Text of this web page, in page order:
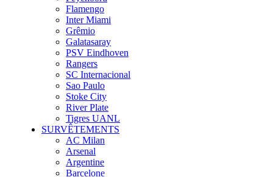
Flamengo
Inter Miami
Grêmio
Galatasaray
PSV Eindhoven
Rangers
SC Internacional
Sao Paulo
Stoke City
River Plate
Tigres UANL
SURVÊTEMENTS
AC Milan
Arsenal
Argentine
Barcelone